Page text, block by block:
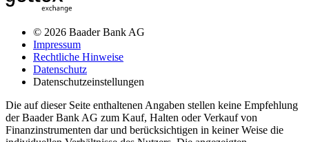
© 2026 Baader Bank AG
Impressum
Rechtliche Hinweise
Datenschutz
Datenschutzeinstellungen
Die auf dieser Seite enthaltenen Angaben stellen keine Empfehlung
der Baader Bank AG zum Kauf, Halten oder Verkauf von
Finanzinstrumenten dar und berücksichtigen in keiner Weise die